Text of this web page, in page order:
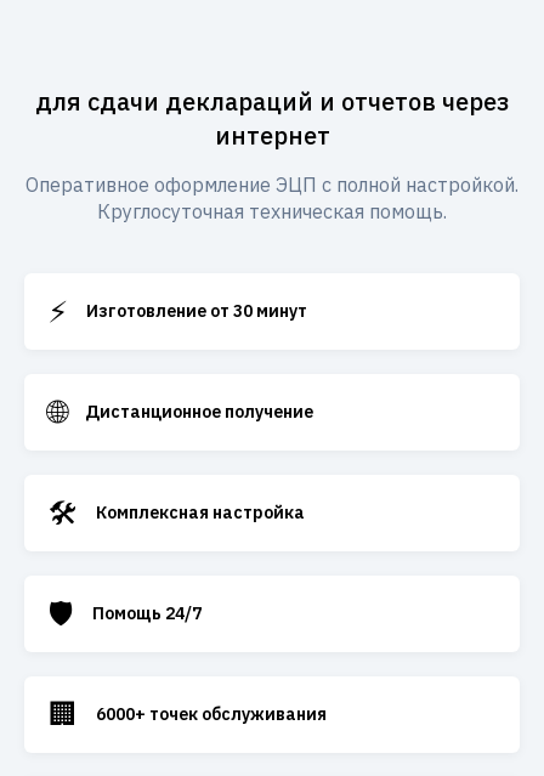
для сдачи деклараций и отчетов через
интернет
Оперативное оформление ЭЦП с полной настройкой.
Круглосуточная техническая помощь.
⚡ Изготовление от 30 минут
🌐 Дистанционное получение
🛠️ Комплексная настройка
🛡️ Помощь 24/7
🏢 6000+ точек обслуживания